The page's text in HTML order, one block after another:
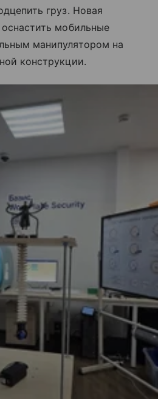
груз. Новая
мобильные
манипулятором на
конструкции.